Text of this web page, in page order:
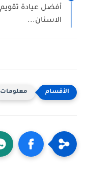
الاسنان...
معلومات